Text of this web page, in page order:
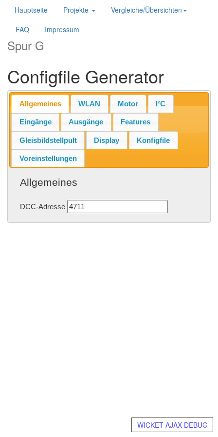
Hauptseite Projekte
Vergleiche/Übersichten
FAQ
Impressum
Spur G
Configfile Generator
Allgemeines WLAN Motor I²C
Eingänge Ausgänge Features
Gleisbildstellpult Display Konfigfile
Voreinstellungen
Allgemeines
DCC-Adresse
WICKET AJAX DEBUG